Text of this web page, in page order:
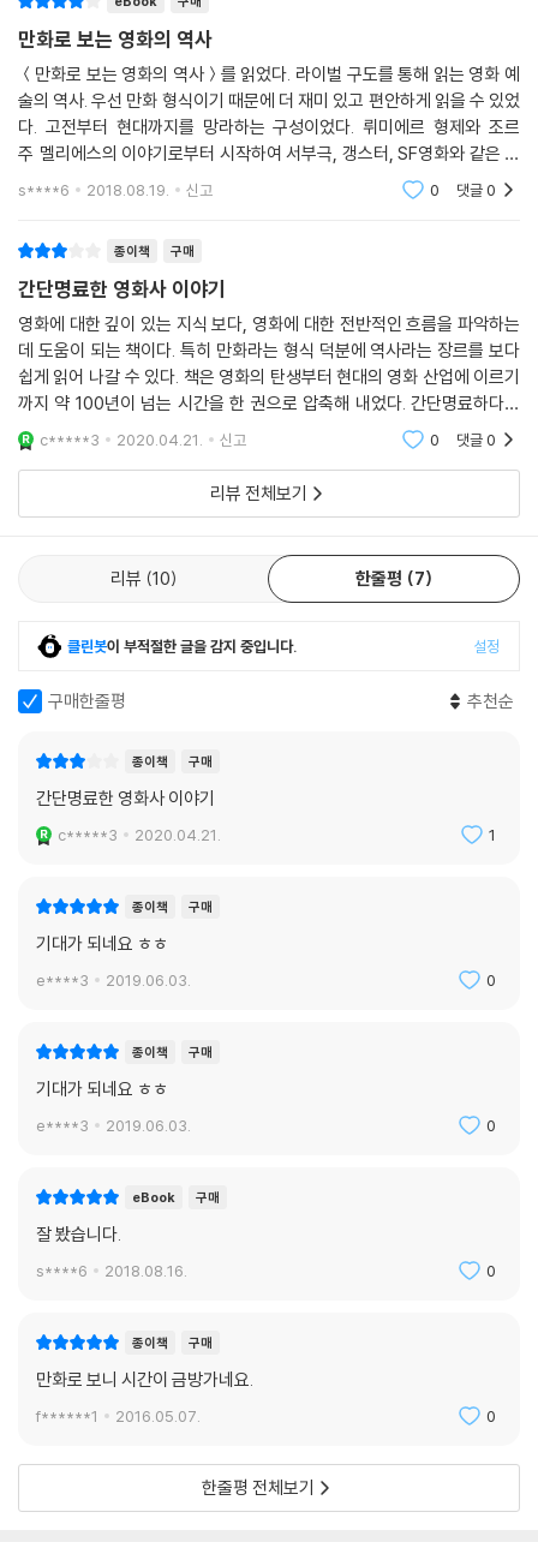
의 역사가 당시의 시대와 사회를 엿볼 수 있는 중요한 매개가 된다는 사실
을 알 수 있다. 영화사는 말 그대로 20세기의 치열한 문화사의 가장 중심부
에 자리 잡고 있다.
대결의 구도로 그려본 영화의 역사
인간사의 기본 원리로 모순이나 대립을 내세웠던 변증법은 마르크시즘의
중요한 형식논리로 지난 세기 많은 지식인을 당혹케 만들었다. 그 20세기
는 라이벌간의 대립을 기본 구도로 영화의 역사를 풀어내는 독특한 형식을
채를 입혔던 조르주 멜리에스, 영화 산업의 헤게모니를 놓고 벌였던 미국
과 유럽의 소리 없는 전쟁, 코미디의 진정한 지존을 가리는 찰리 채플린과
버스터 키튼의 대결, 영화감독을 예술가의 반열에 올려놓은 장뤼크 고다르
와 스탠리 큐브릭, 뉴욕을 무대로 펼쳐졌던 마틴 스코세이지와 우디 앨런
의 미묘한 차이는 이 만화의 주요 뼈대이며, 이와 연관하여 세밀하게 뻗어
가는 여러 이야기와 장면들은 우리가 영화사에 관해 알아야 할 상식 이상
의 것을 충족시켜준다.
니다. 만화의 속성인 가벼움과 유머가 남무성 특유의 필체에 풍부하게 담
겨 있다. 에디슨의 오디션에 등장해서 “재도전은 안 되나요?”라고 말하는
뤠?”를 외치는 장면, 휴지를 볼에 가득 집어넣고 코폴라의 오디션에 등장
가 즐거워지는 비밀은 이 책이 바로 ‘라이벌들의 난장사’이기 때문이다.
세계를 겨냥한 만화, 『만화로 보는 영화의 역사』
『만화로 보는 영화의 역사』는 한국 출판계에 신선한 청량제가 될 것이라
도 수준의 만화라면 전 세계 출판 시장을 겨냥해볼 만하다. 영화의 역사가
나 그것이 만화로 그려진다면 국경의 한계는 극복이 가능해진다. 영화의
세계화나 보편성으로 미루어 짐작하건데 전 세계의 그 누구라도 부담 없이
토리 전개에 힘쓰고, 남무성이 각색하고 그린 이 만화는 재미있는 이야기
한 영화의 역사 속으로 빠져들게 할 것이다.
만화로 보는 영화의 역사
＜만화로 보는 영화의 역사＞를 읽었다. 라이벌 구도를 통해 읽는 영화 예
술의 역사. 우선 만화 형식이기 때문에 더 재미 있고 편안하게 읽을 수 있었
다. 고전부터 현대까지를 망라하는 구성이었다. 뤼미에르 형제와 조르
주 멜리에스의 이야기로부터 시작하여 서부극, 갱스터, SF영화와 같은 장
르 영화적 접근까지 이어지는 구도가 흥미로웠다. 시리즈가 있다면 분야별
s****6 2018.08.19. 신고 0 댓글0
종이책 구매
간단명료한 영화사 이야기
영화에 대한 깊이 있는 지식 보다, 영화에 대한 전반적인 흐름을 파악하는
데 도움이 되는 책이다. 특히 만화라는 형식 덕분에 역사라는 장르를 보다
쉽게 읽어 나갈 수 있다. 책은 영화의 탄생부터 현대의 영화 산업에 이르기
까지 약 100년이 넘는 시간을 한 권으로 압축해 내었다. 간단명료하다는
장점과 깊이가 얕을 수 밖에 없다는 단점을 모두 가진다는 뜻이다. 카테고
리별 두 대상을
c*****3 2020.04.21. 신고 0 댓글0
리뷰 전체보기
리뷰 10 한줄평 7
클린봇이 부적절한 글을 감지 중입니다. 설정
구매한줄평 추천순
종이책 구매
간단명료한 영화사 이야기
c*****3 2020.04.21. 1
종이책 구매
기대가 되네요 ㅎㅎ
e****3 2019.06.03. 0
종이책 구매
기대가 되네요 ㅎㅎ
e****3 2019.06.03. 0
eBook 구매
잘 봤습니다.
s****6 2018.08.16. 0
종이책 구매
만화로 보니 시간이 금방가네요.
f******1 2016.05.07. 0
한줄평 전체보기